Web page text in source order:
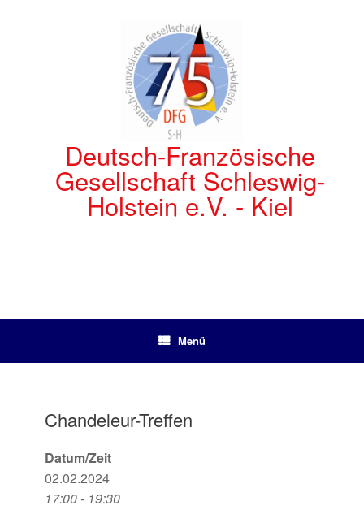
Deutsch-Französische
Gesellschaft Schleswig-
Holstein e.V. - Kiel
Menü
Chandeleur-Treffen
Datum/Zeit
02.02.2024
17:00 - 19:30